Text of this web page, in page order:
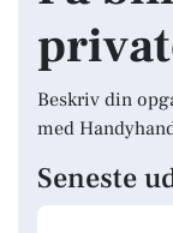
Beskriv din
med
Seneste